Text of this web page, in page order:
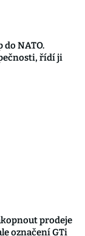
NATO.
řídí ji
prodeje
označení GTi